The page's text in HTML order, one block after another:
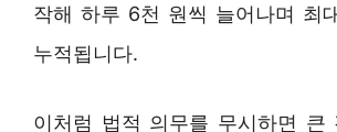
작해 하루 6천 원씩 늘어나며 최
누적됩니다.
이처럼 법적 의무를 무시하면 큰